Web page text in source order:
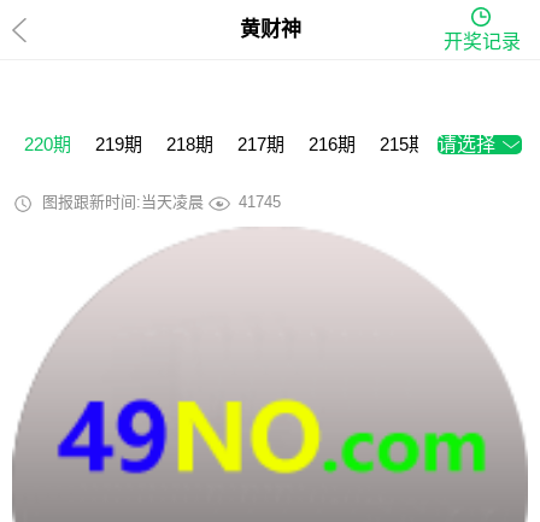
黄财神
开奖记录
220期 219期 218期 217期 216期 215期 214期
请选择
图报跟新时间:当天凌晨 41745